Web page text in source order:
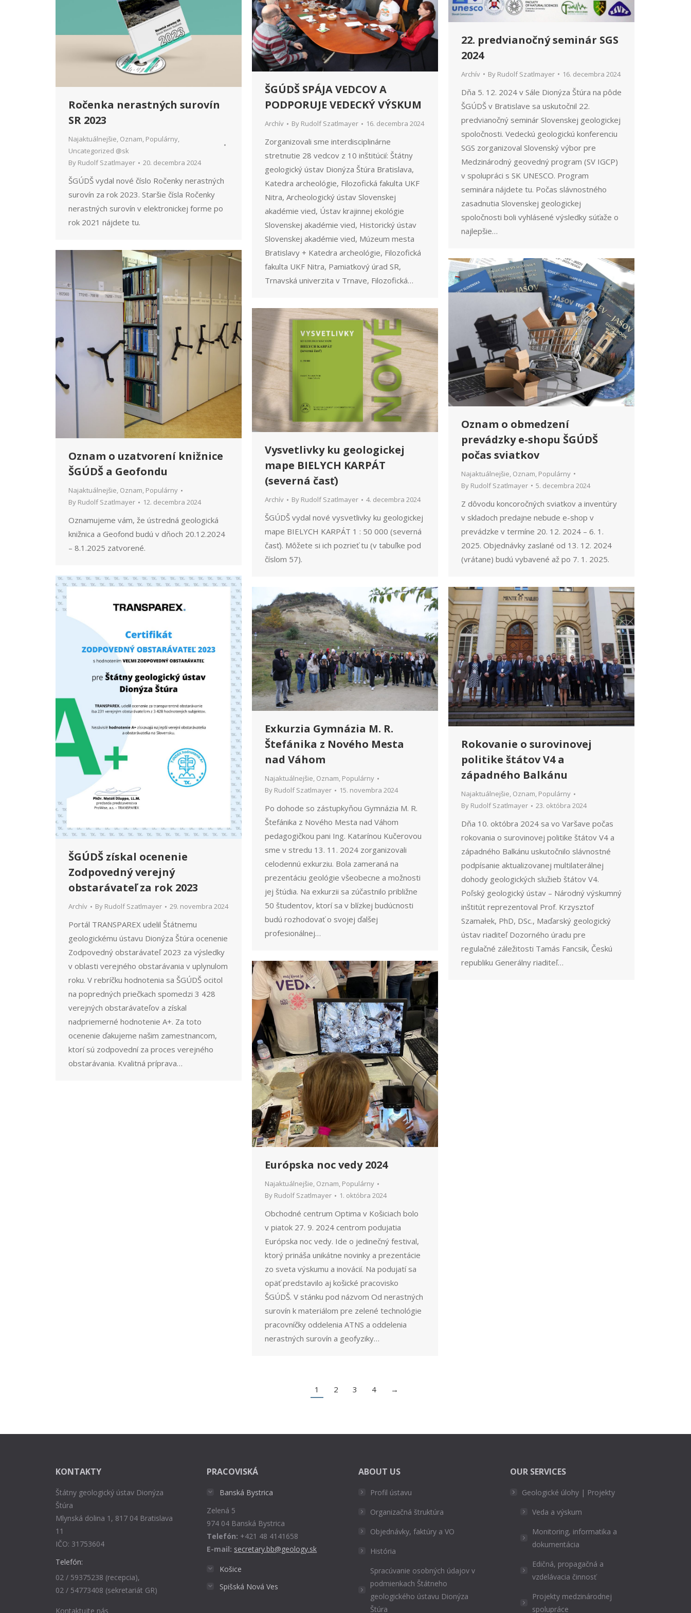
Ročenka nerastných surovín
SR 2023
Najaktuálnejšie, Oznam, Populárny,
Uncategorized @sk
By Rudolf Szatlmayer 20. decembra 2024
ŠGÚDŠ vydal nové číslo Ročenky nerastných
surovín za rok 2023. Staršie čísla Ročenky
nerastných surovín v elektronickej forme po
rok 2021 nájdete tu.
ŠGÚDŠ SPÁJA VEDCOV A
PODPORUJE VEDECKÝ VÝSKUM
Archív By Rudolf Szatlmayer 16. decembra 2024
Zorganizovali sme interdisciplinárne
stretnutie 28 vedcov z 10 inštitúcií: Štátny
geologický ústav Dionýza Štúra Bratislava,
Katedra archeológie, Filozofická fakulta UKF
Nitra, Archeologický ústav Slovenskej
akadémie vied, Ústav krajinnej ekológie
Slovenskej akadémie vied, Historický ústav
Slovenskej akadémie vied, Múzeum mesta
Bratislavy + Katedra archeológie, Filozofická
fakulta UKF Nitra, Pamiatkový úrad SR,
Trnavská univerzita v Trnave, Filozofická…
22. predvianočný seminár SGS
2024
Archív By Rudolf Szatlmayer 16. decembra 2024
Dňa 5. 12. 2024 v Sále Dionýza Štúra na pôde
ŠGÚDŠ v Bratislave sa uskutočnil 22.
predvianočný seminár Slovenskej geologickej
spoločnosti. Vedeckú geologickú konferenciu
SGS zorganizoval Slovenský výbor pre
Medzinárodný geovedný program (SV IGCP)
v spolupráci s SK UNESCO. Program
seminára nájdete tu. Počas slávnostného
zasadnutia Slovenskej geologickej
spoločnosti boli vyhlásené výsledky súťaže o
najlepšie…
Oznam o uzatvorení knižnice
ŠGÚDŠ a Geofondu
Najaktuálnejšie, Oznam, Populárny
By Rudolf Szatlmayer 12. decembra 2024
Oznamujeme vám, že ústredná geologická
knižnica a Geofond budú v dňoch 20.12.2024
– 8.1.2025 zatvorené.
Oznam o obmedzení
prevádzky e-shopu ŠGÚDŠ
počas sviatkov
Najaktuálnejšie, Oznam, Populárny
By Rudolf Szatlmayer 5. decembra 2024
Z dôvodu koncoročných sviatkov a inventúry
v skladoch predajne nebude e-shop v
prevádzke v termíne 20. 12. 2024 – 6. 1.
2025. Objednávky zaslané od 13. 12. 2024
(vrátane) budú vybavené až po 7. 1. 2025.
Vysvetlivky ku geologickej
mape BIELYCH KARPÁT
(severná časť)
Archív By Rudolf Szatlmayer 4. decembra 2024
ŠGÚDŠ vydal nové vysvetlivky ku geologickej
mape BIELYCH KARPÁT 1 : 50 000 (severná
časť). Môžete si ich pozrieť tu (v tabuľke pod
číslom 57).
ŠGÚDŠ získal ocenenie
Zodpovedný verejný
obstarávateľ za rok 2023
Archív By Rudolf Szatlmayer 29. novembra 2024
Portál TRANSPAREX udelil Štátnemu
geologickému ústavu Dionýza Štúra ocenenie
Zodpovedný obstarávateľ 2023 za výsledky
v oblasti verejného obstarávania v uplynulom
roku. V rebríčku hodnotenia sa ŠGÚDŠ ocitol
na popredných priečkach spomedzi 3 428
verejných obstarávateľov a získal
nadpriemerné hodnotenie A+. Za toto
ocenenie ďakujeme našim zamestnancom,
ktorí sú zodpovední za proces verejného
obstarávania. Kvalitná príprava…
Exkurzia Gymnázia M. R.
Štefánika z Nového Mesta
nad Váhom
Najaktuálnejšie, Oznam, Populárny
By Rudolf Szatlmayer 15. novembra 2024
Po dohode so zástupkyňou Gymnázia M. R.
Štefánika z Nového Mesta nad Váhom
pedagogičkou pani Ing. Katarínou Kučerovou
sme v stredu 13. 11. 2024 zorganizovali
celodennú exkurziu. Bola zameraná na
prezentáciu geológie všeobecne a možnosti
jej štúdia. Na exkurzii sa zúčastnilo približne
50 študentov, ktorí sa v blízkej budúcnosti
budú rozhodovať o svojej ďalšej
profesionálnej…
Rokovanie o surovinovej
politike štátov V4 a
západného Balkánu
Najaktuálnejšie, Oznam, Populárny
By Rudolf Szatlmayer 23. októbra 2024
Dňa 10. októbra 2024 sa vo Varšave počas
rokovania o surovinovej politike štátov V4 a
západného Balkánu uskutočnilo slávnostné
podpísanie aktualizovanej multilaterálnej
dohody geologických služieb štátov V4.
Poľský geologický ústav – Národný výskumný
inštitút reprezentoval Prof. Krzysztof
Szamałek, PhD, DSc., Maďarský geologický
ústav riaditeľ Dozorného úradu pre
regulačné záležitosti Tamás Fancsik, Českú
republiku Generálny riaditeľ…
Európska noc vedy 2024
Najaktuálnejšie, Oznam, Populárny
By Rudolf Szatlmayer 1. októbra 2024
Obchodné centrum Optima v Košiciach bolo
v piatok 27. 9. 2024 centrom podujatia
Európska noc vedy. Ide o jedinečný festival,
ktorý prináša unikátne novinky a prezentácie
zo sveta výskumu a inovácií. Na podujatí sa
opäť predstavilo aj košické pracovisko
ŠGÚDŠ. V stánku pod názvom Od nerastných
surovín k materiálom pre zelené technológie
pracovníčky oddelenia ATNS a oddelenia
nerastných surovín a geofyziky…
1 2 3 4 →
KONTAKTY
Štátny geologický ústav Dionýza
Štúra
Mlynská dolina 1, 817 04 Bratislava
11
IČO: 31753604
Telefón:
02 / 59375238 (recepcia),
02 / 54773408 (sekretariát GR)
Kontaktujte nás
PRACOVISKÁ
Banská Bystrica
Zelená 5
974 04 Banská Bystrica
Telefón: +421 48 4141658
E-mail: secretary.bb@geology.sk
Košice
Spišská Nová Ves
ABOUT US
Profil ústavu
Organizačná štruktúra
Objednávky, faktúry a VO
História
Spracúvanie osobných údajov v
podmienkach Štátneho
geologického ústavu Dionýza
Štúra
OUR SERVICES
Geologické úlohy | Projekty
Veda a výskum
Monitoring, informatika a
dokumentácia
Edičná, propagačná a
vzdelávacia činnosť
Projekty medzinárodnej
spolupráce